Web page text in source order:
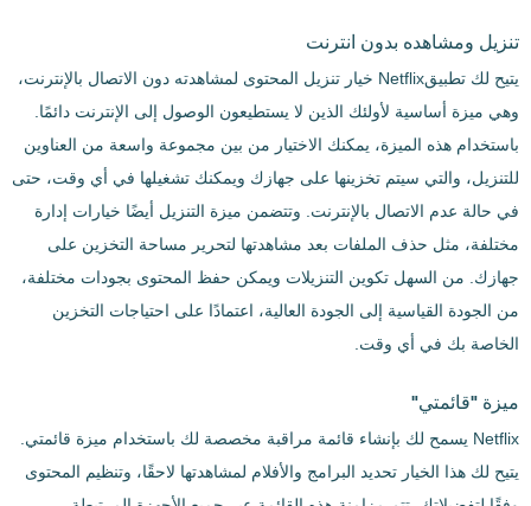
تنزيل ومشاهده بدون انترنت
يتيح لك تطبيقNetflix خيار تنزيل المحتوى لمشاهدته دون الاتصال بالإنترنت،
وهي ميزة أساسية لأولئك الذين لا يستطيعون الوصول إلى الإنترنت دائمًا.
باستخدام هذه الميزة، يمكنك الاختيار من بين مجموعة واسعة من العناوين
للتنزيل، والتي سيتم تخزينها على جهازك ويمكنك تشغيلها في أي وقت، حتى
في حالة عدم الاتصال بالإنترنت. وتتضمن ميزة التنزيل أيضًا خيارات إدارة
مختلفة، مثل حذف الملفات بعد مشاهدتها لتحرير مساحة التخزين على
جهازك. من السهل تكوين التنزيلات ويمكن حفظ المحتوى بجودات مختلفة،
من الجودة القياسية إلى الجودة العالية، اعتمادًا على احتياجات التخزين
الخاصة بك في أي وقت.
ميزة "قائمتي"
Netflix يسمح لك بإنشاء قائمة مراقبة مخصصة لك باستخدام ميزة قائمتي.
يتيح لك هذا الخيار تحديد البرامج والأفلام لمشاهدتها لاحقًا، وتنظيم المحتوى